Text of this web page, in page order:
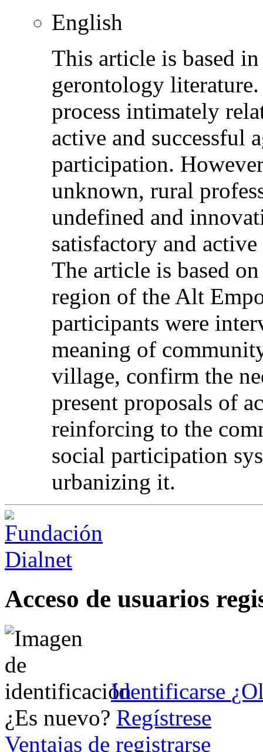
English
This article is based
gerontology
process intimately
active and successful
participation.
unknown, rural
undefined and
satisfactory and
The article is based
region of the Alt
participants were
meaning of
village, confirm the
present proposals of
reinforcing to the
social participation
urbanizing it.
Acceso de usuarios
Identificarse
¿Es nuevo? Regístrese
Ventajas de registrarse